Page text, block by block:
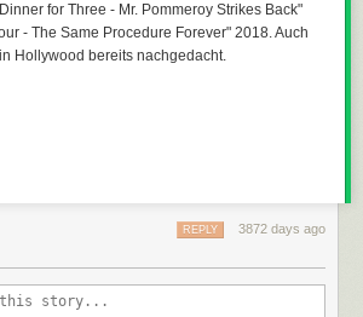
for Three - Mr. Pommeroy Strikes Back"
- The Same Procedure Forever" 2018. Auch
Hollywood bereits nachgedacht.
3872 days ago
REPLY